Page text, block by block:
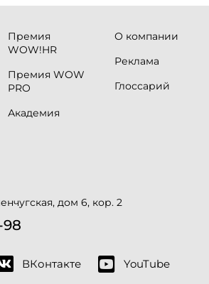
Премия
WOW!HR
Премия WOW
PRO
Академия
О компании
Реклама
Глоссарий
дом 6, кор. 2
98
ВКонтакте YouTube